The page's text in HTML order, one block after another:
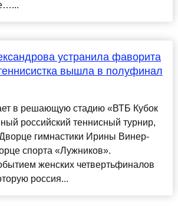
устранила фаворита
вышла в полуфинал
в решающую стадию «ВТБ Кубок
российский теннисный турнир,
гимнастики Ирины Винер-
спорта «Лужников».
женских четвертьфиналов
россия...